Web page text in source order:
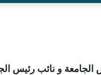
و نائب رئيس